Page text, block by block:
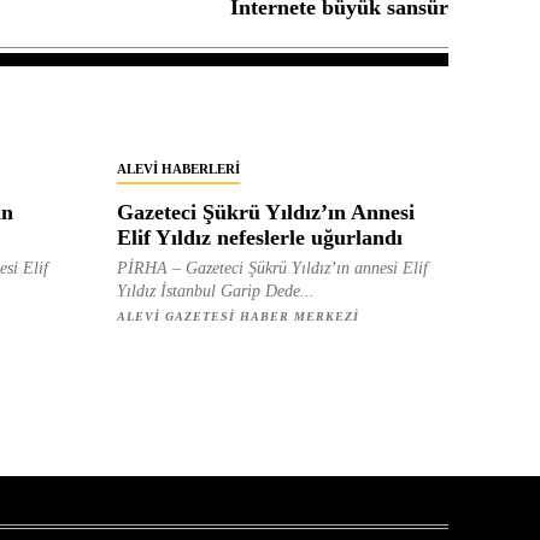
İnternete büyük sansür
Elif
ALEVI HABERLERI
Gazeteci Şükrü Yıldız’ın Annesi
Elif Yıldız nefeslerle uğurlandı
PİRHA – Gazeteci Şükrü Yıldız’ın annesi Elif
Yıldız İstanbul Garip Dede...
ALEVI GAZETESI HABER MERKEZI